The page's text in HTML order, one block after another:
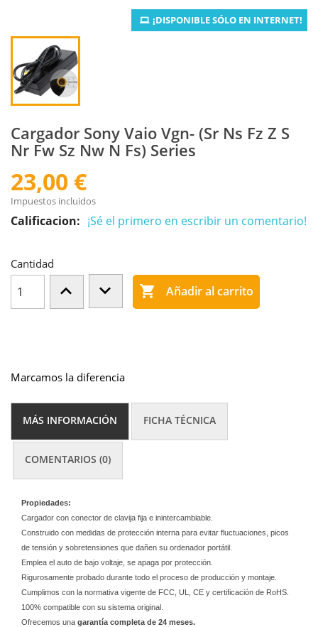
¡DISPONIBLE SÓLO EN INTERNET!
Cargador Sony Vaio Vgn- (Sr Ns Fz Z S
Nr Fw Sz Nw N Fs) Series
23,00 €
Impuestos incluidos
Calificacion: ¡Sé el primero en escribir un comentario!
Cantidad
 Añadir al carrito
Marcamos la diferencia
MÁS INFORMACIÓN FICHA TÉCNICA
COMENTARIOS (0)
Propiedades:
Cargador con conector de clavija fija e inintercambiable.
Construido con medidas de protección interna para evitar fluctuaciones, picos
de tensión y sobretensiones que dañen su ordenador portátil.
Emplea el auto de bajo voltaje, se apaga por protección.
Rigurosamente probado durante todo el proceso de producción y montaje.
Cumplimos con la normativa vigente de FCC, UL, CE y certificación de RoHS.
100% compatible con su sistema original.
Ofrecemos una garantía completa de 24 meses.